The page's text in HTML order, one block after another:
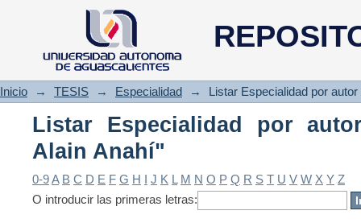
Listar Especialidad por autor
Inicio → TESIS → Especialidad → Listar Especialidad por autor
Listar Especialidad por
Alain Anahí"
0-9A B C D E F G H I J K L M N O P Q R S T U V W X Y Z
O introducir las primeras letras: